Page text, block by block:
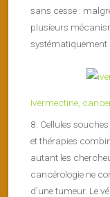
sans cesse :
plusieurs
systématiquement
Ivermectine,
8. Cellules
et thérapies
autant les
cancérologie ne
d’une tumeur. Le